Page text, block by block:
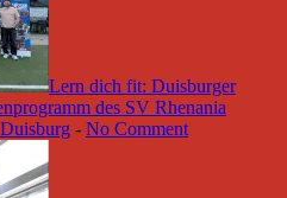
Lern dich fit: Duisburger
des SV Rhenania
- No Comment